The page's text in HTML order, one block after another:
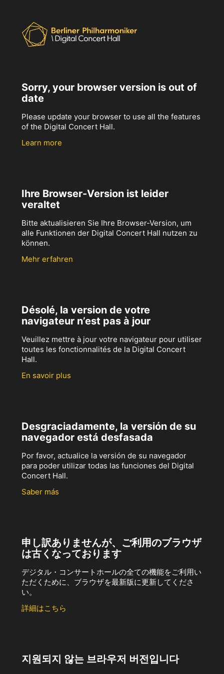
Sorry, your browser version is out of
date
Please update your browser to use all the features
of the Digital Concert Hall.
Learn more
Ihre Browser-Version ist leider
veraltet
Bitte aktualisieren Sie Ihre Browser-Version, um
alle Funktionen der Digital Concert Hall nutzen zu
können.
Mehr erfahren
Désolé, la version de votre
navigateur n’est pas à jour
Veuillez mettre à jour votre navigateur pour utiliser
toutes les fonctionnalités de la Digital Concert
Hall.
En savoir plus
Desgraciadamente, la versión de su
navegador está desfasada
Por favor, actualice la versión de su navegador
para poder utilizar todas las funciones del Digital
Concert Hall.
Saber más
申し訳ありませんが、ご利用のブラウザ
は古くなっております
デジタル・コンサートホールの全ての機能をご利用い
ただくために、ブラウザを最新版に更新してくださ
い。
詳細はこちら
지원되지 않는 브라우저 버전입니다